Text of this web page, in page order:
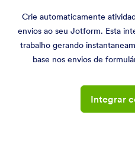
Crie automaticamente
envios ao seu Jotform. Esta
trabalho gerando
base nos envios de
Integrar